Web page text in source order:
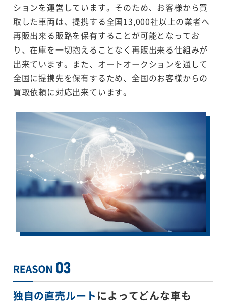
ションを運営しています。そのため、お客様から買
取した車両は、提携する全国13,000社以上の業者へ
再販出来る販路を保有することが可能となってお
り、在庫を一切抱えることなく再販出来る仕組みが
出来ています。また、オートオークションを通して
全国に提携先を保有するため、全国のお客様からの
買取依頼に対応出来ています。
独自の直売ルートによってどんな車も